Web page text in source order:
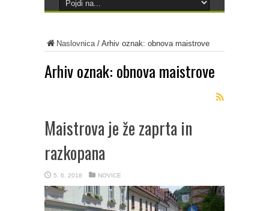
Naslovnica/ Arhiv oznak: obnova maistrove
Arhiv oznak: obnova maistrove
Maistrova je že zaprta in
razkopana
5. 6. 2018 NOVICE